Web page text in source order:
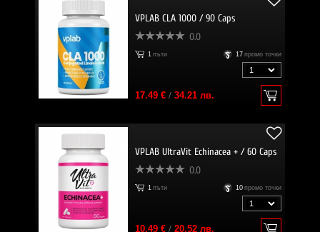
VPLAB CLA 1000 / 90 Caps
0.0
1 пъти 17 промо точки
17.49 €/ 34.21 лв.
VPLAB UltraVit Echinacea + / 60 Caps
0.0
1 пъти 10 промо точки
10.49 €/ 20.52 лв.